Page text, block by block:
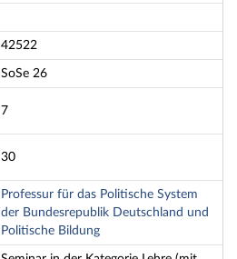
42522
SoSe 26
7
30
Professur für das Politische System
der Bundesrepublik Deutschland und
Politische Bildung